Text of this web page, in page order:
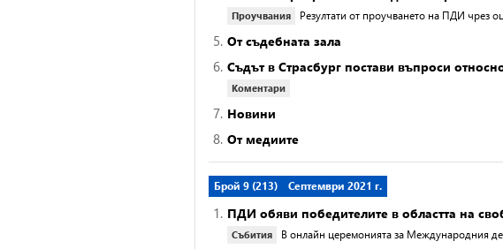
Проучвания Резултати от проучването на ПДИ чрез
5. От съдебната зала
6. Съдът в Страсбург постави въпроси
Коментари
7. Новини
8. От медиите
Брой 9 (213) Септември 2021 г.
1. ПДИ обяви победителите в областта на
Събития В онлайн церемонията за Международния